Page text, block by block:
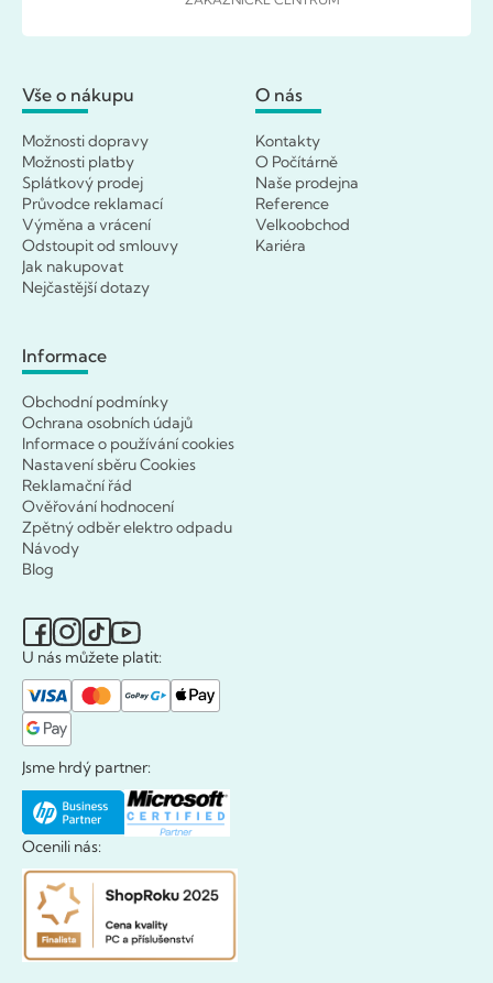
Vše o nákupu
Možnosti dopravy
Možnosti platby
Splátkový prodej
Průvodce reklamací
Výměna a vrácení
Odstoupit od smlouvy
Jak nakupovat
Nejčastější dotazy
O nás
Kontakty
O Počítárně
Naše prodejna
Reference
Velkoobchod
Kariéra
Informace
Obchodní podmínky
Ochrana osobních údajů
Informace o používání cookies
Nastavení sběru Cookies
Reklamační řád
Ověřování hodnocení
Zpětný odběr elektro odpadu
Návody
Blog
U nás můžete platit:
Jsme hrdý partner:
Ocenili nás: